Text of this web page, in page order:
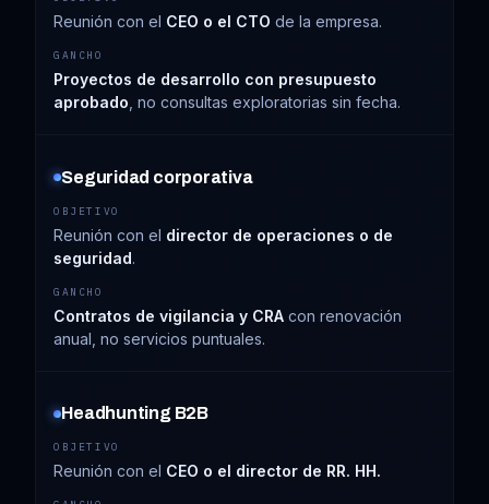
Reunión con el CEO o el CTO de la empresa.
Proyectos de desarrollo con presupuesto
aprobado , no consultas exploratorias sin fecha.
Seguridad corporativa
Reunión con el director de operaciones o de
seguridad.
Contratos de vigilancia y CRA con renovación
anual, no servicios puntuales.
Headhunting B2B
Reunión con el CEO o el director de RR. HH.